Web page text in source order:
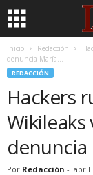
Inicio Redacción
denuncia María...
REDACCIÓN
Hackers
Wikileaks
denuncia
Por Redacción - abril